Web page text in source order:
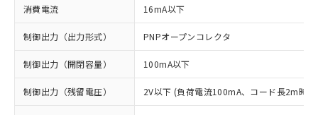
消費電流 16mA以下
制御出力（出力形式） PNPオープンコレクタ
制御出力（開閉容量） 100mA以下
制御出力（残留電圧） 2V以下 (負荷電流100mA、コード長2m時)